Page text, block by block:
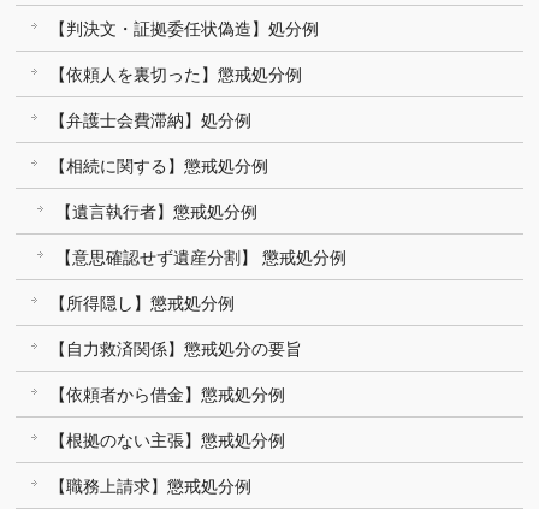
【判決文・証拠委任状偽造】処分例
【依頼人を裏切った】懲戒処分例
【弁護士会費滞納】処分例
【相続に関する】懲戒処分例
【遺言執行者】懲戒処分例
【意思確認せず遺産分割】 懲戒処分例
【所得隠し】懲戒処分例
【自力救済関係】懲戒処分の要旨
【依頼者から借金】懲戒処分例
【根拠のない主張】懲戒処分例
【職務上請求】懲戒処分例